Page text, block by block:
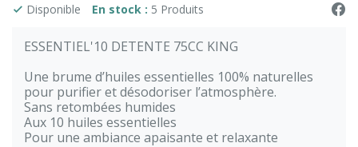
Disponible En stock : 5 Produits
ESSENTIEL'10 DETENTE 75CC KING
Une brume d’huiles essentielles 100% naturelles
pour purifier et désodoriser l’atmosphère.
Sans retombées humides
Aux 10 huiles essentielles
Pour une ambiance apaisante et relaxante